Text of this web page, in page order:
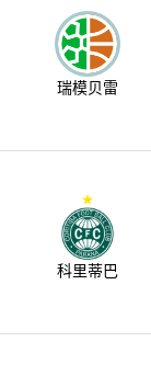
瑞模贝雷
科里蒂巴